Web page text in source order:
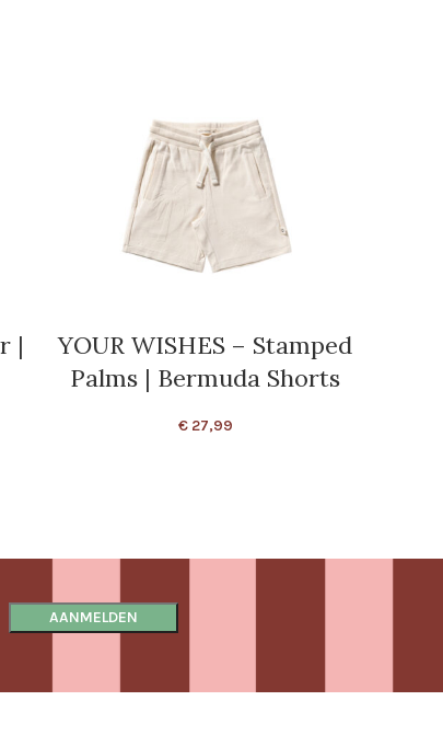
|
YOUR WISHES – Stamped
Palms | Bermuda Shorts
€27,99